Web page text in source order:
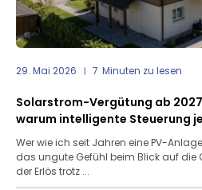
29. Mai 2026 7 Minuten zu lesen
Solarstrom-Vergütung ab
warum intelligente Steuerung
Wer wie ich seit Jahren eine PV-
das ungute Gefühl beim Blick auf die
der Erlös trotz ...